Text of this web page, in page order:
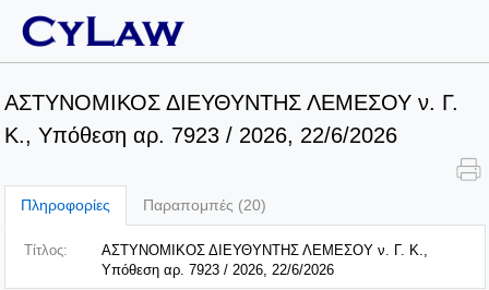
ΑΣΤΥΝΟΜΙΚΟΣ ΔΙΕΥΘΥΝΤΗΣ ΛΕΜΕΣΟΥ ν. Γ.
Κ., Υπόθεση αρ. 7923 / 2026, 22/6/2026
Πληροφορίες Παραπομπές (20)
Τίτλος:
ΑΣΤΥΝΟΜΙΚΟΣ ΔΙΕΥΘΥΝΤΗΣ ΛΕΜΕΣΟΥ ν. Γ. Κ.,
Υπόθεση αρ. 7923 / 2026, 22/6/2026